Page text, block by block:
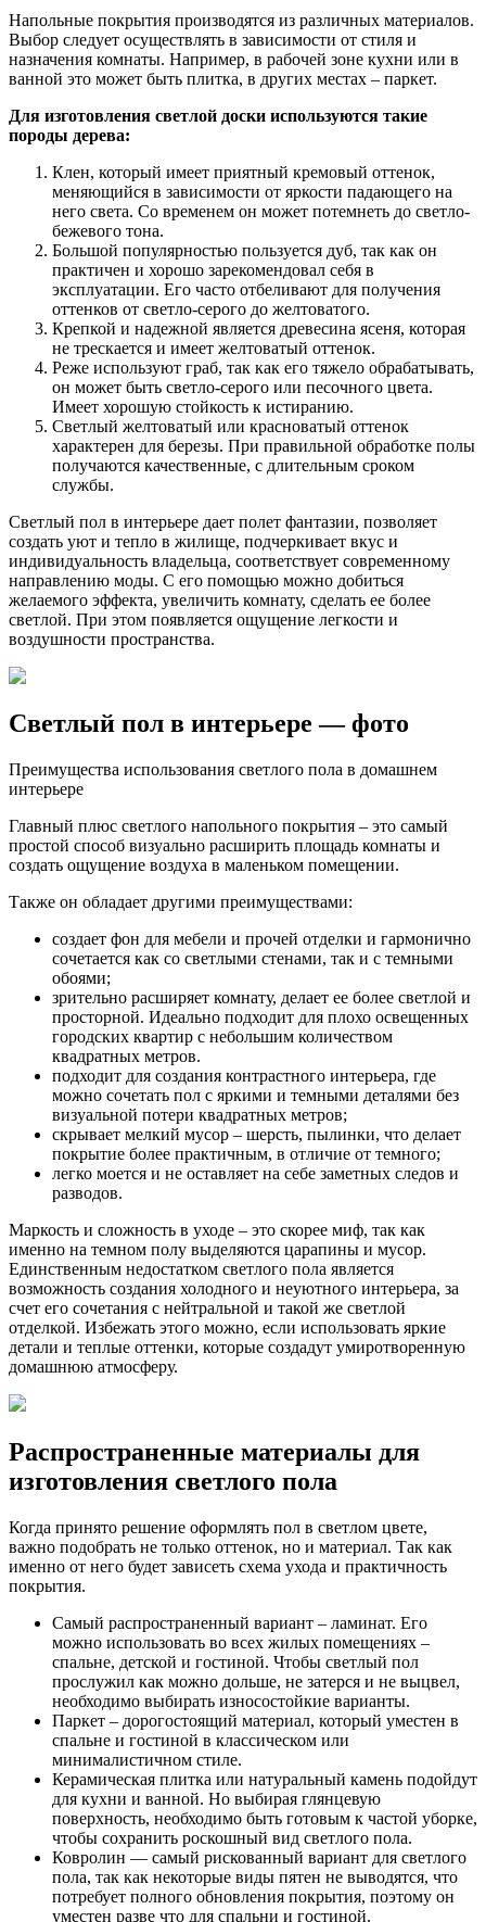
Напольные покрытия производятся из различных материалов.
Выбор следует осуществлять в зависимости от стиля и
назначения комнаты. Например, в рабочей зоне кухни или в
ванной это может быть плитка, в других местах – паркет.
Для изготовления светлой доски используются такие
породы дерева:
Клен, который имеет приятный кремовый оттенок,
меняющийся в зависимости от яркости падающего на
него света. Со временем он может потемнеть до светло-
бежевого тона.
Большой популярностью пользуется дуб, так как он
практичен и хорошо зарекомендовал себя в
эксплуатации. Его часто отбеливают для получения
оттенков от светло-серого до желтоватого.
Крепкой и надежной является древесина ясеня, которая
не трескается и имеет желтоватый оттенок.
Реже используют граб, так как его тяжело обрабатывать,
он может быть светло-серого или песочного цвета.
Имеет хорошую стойкость к истиранию.
Светлый желтоватый или красноватый оттенок
характерен для березы. При правильной обработке полы
получаются качественные, с длительным сроком
службы.
Светлый пол в интерьере дает полет фантазии, позволяет
создать уют и тепло в жилище, подчеркивает вкус и
индивидуальность владельца, соответствует современному
направлению моды. С его помощью можно добиться
желаемого эффекта, увеличить комнату, сделать ее более
светлой. При этом появляется ощущение легкости и
воздушности пространства.
Светлый пол в интерьере — фото
Преимущества использования светлого пола в домашнем
интерьере
Главный плюс светлого напольного покрытия – это самый
простой способ визуально расширить площадь комнаты и
создать ощущение воздуха в маленьком помещении.
Также он обладает другими преимуществами:
создает фон для мебели и прочей отделки и гармонично
сочетается как со светлыми стенами, так и с темными
обоями;
зрительно расширяет комнату, делает ее более светлой и
просторной. Идеально подходит для плохо освещенных
городских квартир с небольшим количеством
квадратных метров.
подходит для создания контрастного интерьера, где
можно сочетать пол с яркими и темными деталями без
визуальной потери квадратных метров;
скрывает мелкий мусор – шерсть, пылинки, что делает
покрытие более практичным, в отличие от темного;
легко моется и не оставляет на себе заметных следов и
разводов.
Маркость и сложность в уходе – это скорее миф, так как
именно на темном полу выделяются царапины и мусор.
Единственным недостатком светлого пола является
возможность создания холодного и неуютного интерьера, за
счет его сочетания с нейтральной и такой же светлой
отделкой. Избежать этого можно, если использовать яркие
детали и теплые оттенки, которые создадут умиротворенную
домашнюю атмосферу.
Распространенные материалы для
изготовления светлого пола
Когда принято решение оформлять пол в светлом цвете,
важно подобрать не только оттенок, но и материал. Так как
именно от него будет зависеть схема ухода и практичность
покрытия.
Самый распространенный вариант – ламинат. Его
можно использовать во всех жилых помещениях –
спальне, детской и гостиной. Чтобы светлый пол
прослужил как можно дольше, не затерся и не выцвел,
необходимо выбирать износостойкие варианты.
Паркет – дорогостоящий материал, который уместен в
спальне и гостиной в классическом или
минималистичном стиле.
Керамическая плитка или натуральный камень подойдут
для кухни и ванной. Но выбирая глянцевую
поверхность, необходимо быть готовым к частой уборке,
чтобы сохранить роскошный вид светлого пола.
Ковролин — самый рискованный вариант для светлого
пола, так как некоторые виды пятен не выводятся, что
потребует полного обновления покрытия, поэтому он
уместен разве что для спальни и гостиной.